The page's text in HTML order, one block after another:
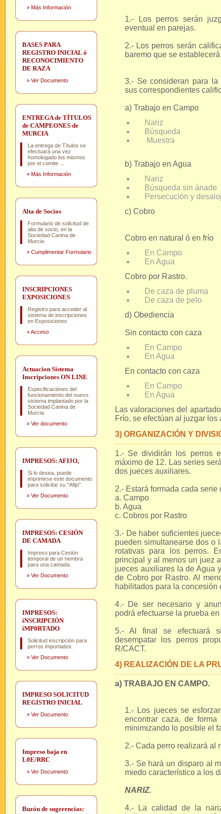
» Más Información
BASES PARA
REGISTRO INICIAL ó
RECONOCIMIENTO
DE RAZA
» Ver Documento
ENTREGA de TÍTULOS
de CAMPEONES de
MURCIA
La entrega de Títulos se
efectuará una vez
homologado los mismos
por el comite ...
» Más Información
Alta de Socios
Formulario de solicitud de
alta de socio, en la
Sociedad Canina de
Murcia.
» Cumplimentar Formulario
INSCRIPCIONES
EXPOSICIONES
Registro para acceder al
sistema de inscripciones
en Exposiciones
»Acceso
Actuacion Sistema
Inscripciones ON LINE
Especificaciónes del
funcionamiento del nuevo
sistema implantado por la
Sociedad Canina de
Murcia
» Ver documento
IMPRESOS: AFIJO,
Si lo desea, puede
imprimirse este documento
para solicitar su "Afijo".
» Ver Documento
IMPRESOS: CESIÓN
DE CAMADA
Impreso para Cesión
temporal de un hembra
para una camada.
» Ver Documento
IMPRESOS:
iNSCRIPCIÓN
iMP0RTADO
Solicitud inscripción para
perros importados.
» Ver Documento
IMPRESO SOLICITUD
REGISTRO INICIAL
» Ver Documento
Impreso baja en
L0E/RRC
» Ver Documento
Buzón de sugerencias:
1.- Los perros serán
eventual en parejas.
2.- Los perros serán
baremo que se
3.- Se consideran para
sus correspondientes
a) Trabajo en Campo
Nariz
Búsqueda
Muestra
b) Trabajo en Agua
Nariz
Búsqueda sin ánade
Persecución y
c) Cobro
Cobro en natural ó en frío
En Campo
En Agua
Cobro por Rastro.
De caza de pluma
De caza de pelo
d) Obediencia
Sin contacto con caza
En Campo
En Agua
En contacto con caza
En Campo
En Agua
Las valoraciones del
Frío, se efectúan al juzgar
3) ORGANIZACIÓN Y
1.- Se dividirán los perros
máximo de 12. Las series
dos jueces auxiliares.
2.- Estará formada cada
a. Campo
b. Agua
c. Cobros por Rastro
3.- De haber suficientes
pueden simultanearse dos o
rotativas para los perros.
principal y al menos un juez
jueces auxiliares la de Agua
de Cobro por Rastro. Al
habilitados para la concesión
4.- De ser necesario y
podrá efectuarse la prueba
5.- Al final se efectuará
desempatar los perros
R/CACT.
4) REALIZACIÓN DE LA
a) TRABAJO EN CAMPO.
1.- Los jueces se
encontrar caza, de
minimizando lo posible el
2.- Cada perro realizará al
3.- Se hará un disparo al
miedo característico a los
NARIZ.
4.- La calidad de la